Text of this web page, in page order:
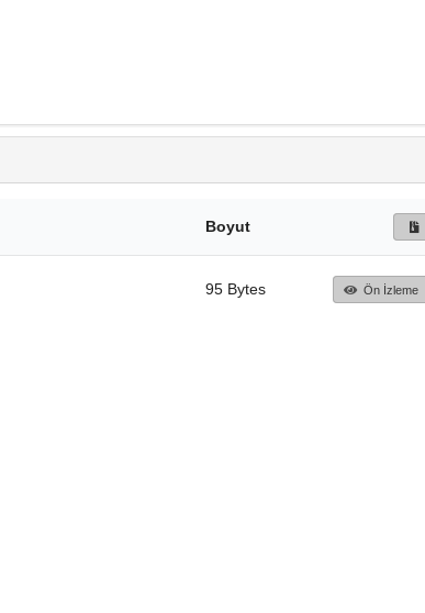
Boyut
95 Bytes Ön İzleme